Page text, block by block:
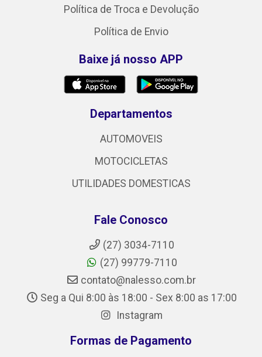
Política de Troca e Devolução
Política de Envio
Baixe já nosso APP
Departamentos
AUTOMOVEIS
MOTOCICLETAS
UTILIDADES DOMESTICAS
Fale Conosco
(27) 3034-7110
(27) 99779-7110
contato@nalesso.com.br
Seg a Qui 8:00 às 18:00 - Sex 8:00 as 17:00
Instagram
Formas de Pagamento